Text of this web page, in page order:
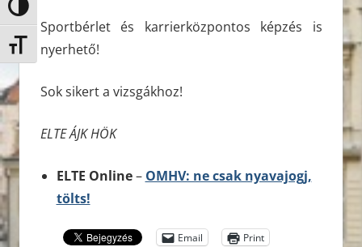
Nagy kontraszt váltása
Betűméret váltása
Sportbérlet és karrierközpontos képzés is
nyerhető!
Sok sikert a vizsgákhoz!
ELTE ÁJK HÖK
ELTE Online– OMHV: ne csak nyavajogj,
tölts!
Email Print